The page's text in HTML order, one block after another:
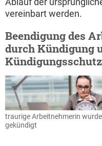
vereinbart werden.
Beendigung des
durch Kündigung
Kündigungsschutz
traurige Arbeitnehmerin wurde
gekündigt